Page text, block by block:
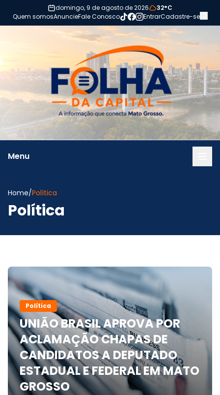
Pular para o conteúdodomingo, 9 de agosto de 2026
32°C
Quem somosAnuncieFale Conosco EntrarCadastre-se
Menu
Home/Política
Política
Política
UNIÃO BRASIL APROVA POR
ACLAMAÇÃO CHAPAS DE
CANDIDATOS A DEPUTADO
ESTADUAL E FEDERAL EM MATO
GROSSO